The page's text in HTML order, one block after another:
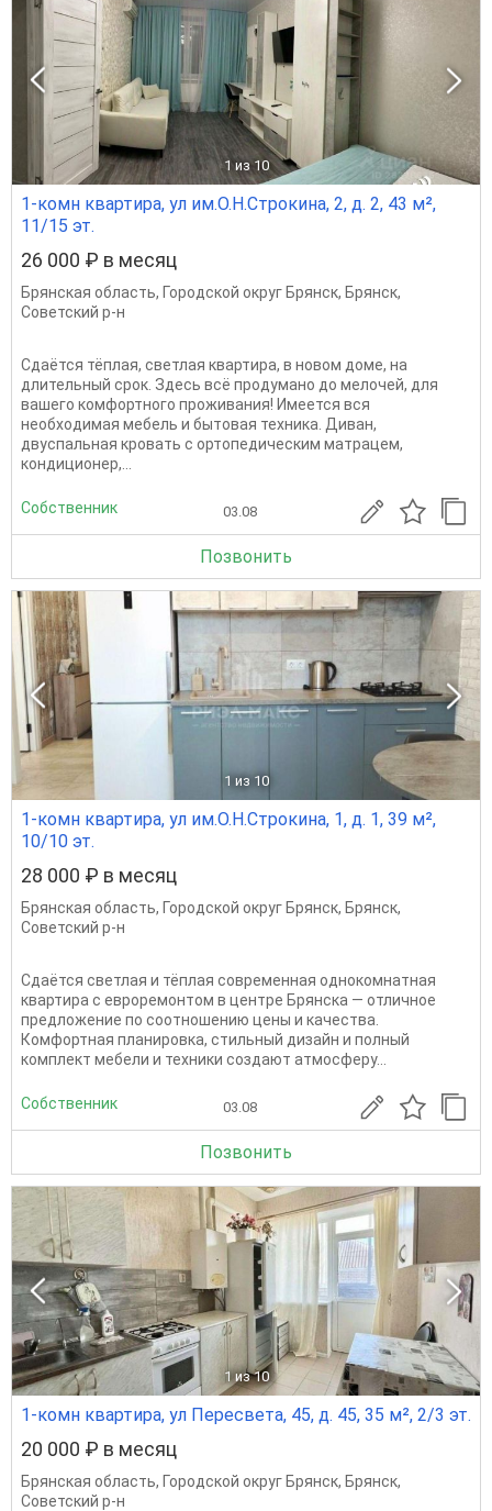
1 из 10
1-комн квартира, ул им.О.Н.Строкина, 2, д. 2, 43 м²,
11/15 эт.
26 000 ₽ в месяц
Брянская область, Городской округ Брянск, Брянск,
Советский р-н
Сдаётся тёплая, светлая квартира, в новом доме, на
длительный срок. Здесь всё продумано до мелочей, для
вашего комфортного проживания! Имеется вся
необходимая мебель и бытовая техника. Диван,
двуспальная кровать с ортопедическим матрацем,
кондиционер,...
Собственник 03.08
Позвонить
1 из 10
1-комн квартира, ул им.О.Н.Строкина, 1, д. 1, 39 м²,
10/10 эт.
28 000 ₽ в месяц
Брянская область, Городской округ Брянск, Брянск,
Советский р-н
Сдаётся светлая и тёплая современная однокомнатная
квартира с евроремонтом в центре Брянска — отличное
предложение по соотношению цены и качества.
Комфортная планировка, стильный дизайн и полный
комплект мебели и техники создают атмосферу...
Собственник 03.08
Позвонить
1 из 10
1-комн квартира, ул Пересвета, 45, д. 45, 35 м², 2/3 эт.
20 000 ₽ в месяц
Брянская область, Городской округ Брянск, Брянск,
Советский р-н